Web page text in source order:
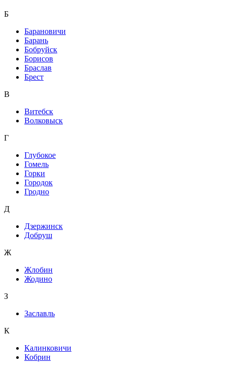
Б
Барановичи
Барань
Бобруйск
Борисов
Браслав
Брест
В
Витебск
Волковыск
Г
Глубокое
Гомель
Горки
Городок
Гродно
Д
Дзержинск
Добруш
Ж
Жлобин
Жодино
З
Заславль
К
Калинковичи
Кобрин